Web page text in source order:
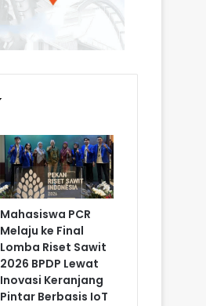
Mahasiswa PCR
Melaju ke Final
Lomba Riset Sawit
2026 BPDP Lewat
Inovasi Keranjang
Pintar Berbasis IoT